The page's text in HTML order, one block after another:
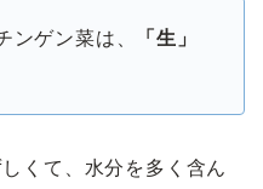
ンゲン菜は、
「生」
くて、水分を多く含ん